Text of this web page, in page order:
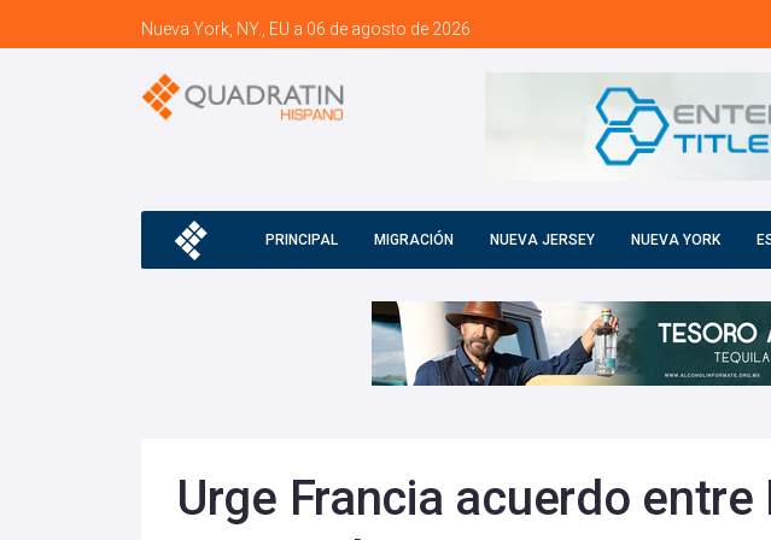
Nueva York, NY., EU a 06 de agosto de 2026
PRINCIPAL MIGRACIÓN NUEVA JERSEY NUEVA YORK
Urge Francia acuerdo entre